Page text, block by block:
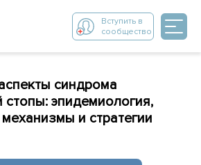
Вступить в
сообщество
синдрома
стопы: эпидемиология,
и стратегии